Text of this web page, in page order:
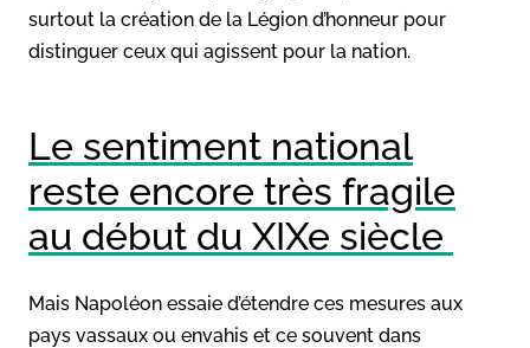
surtout la création de la Légion d’honneur pour
distinguer ceux qui agissent pour la nation.
Le sentiment national
reste encore très fragile
au début du XIXe siècle
Mais Napoléon essaie d’étendre ces mesures aux
pays vassaux ou envahis et ce souvent dans